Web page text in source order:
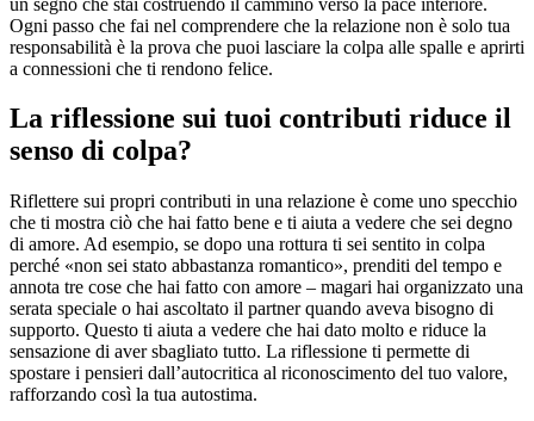
Ogni passo che fai nel comprendere che la relazione non è solo tua
responsabilità è la prova che puoi lasciare la colpa alle spalle e aprirti
a connessioni che ti rendono felice.
La riflessione sui tuoi contributi riduce il
senso di colpa?
Riflettere sui propri contributi in una relazione è come uno specchio
che ti mostra ciò che hai fatto bene e ti aiuta a vedere che sei degno
di amore. Ad esempio, se dopo una rottura ti sei sentito in colpa
perché «non sei stato abbastanza romantico», prenditi del tempo e
annota tre cose che hai fatto con amore – magari hai organizzato una
serata speciale o hai ascoltato il partner quando aveva bisogno di
supporto. Questo ti aiuta a vedere che hai dato molto e riduce la
sensazione di aver sbagliato tutto. La riflessione ti permette di
spostare i pensieri dall’autocritica al riconoscimento del tuo valore,
rafforzando così la tua autostima.